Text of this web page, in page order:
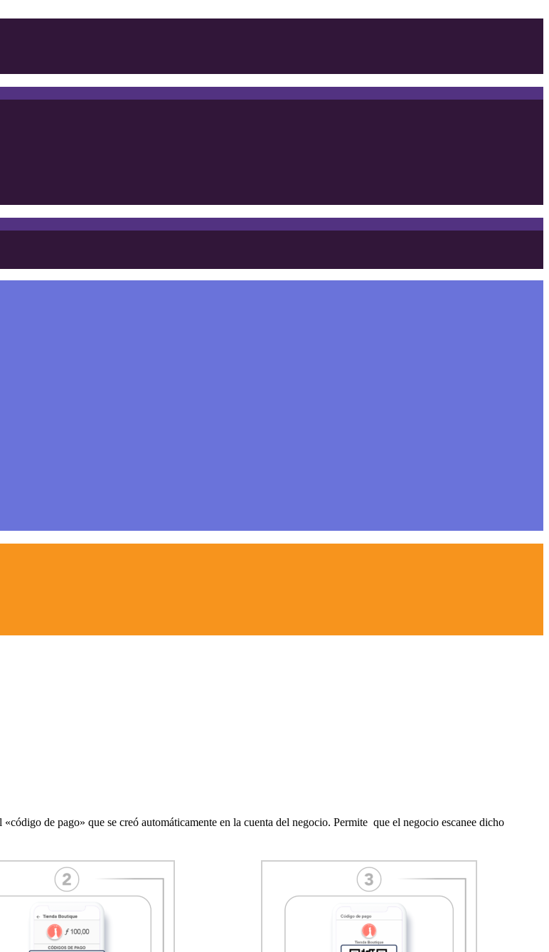
de pago» que se creó automáticamente en la cuenta del negocio. Permite que el negocio escanee dicho